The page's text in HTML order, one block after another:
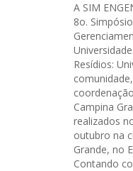
A SIM
8o.
Resídios:
Campina
realizados
outubro na
Grande, no
Contando